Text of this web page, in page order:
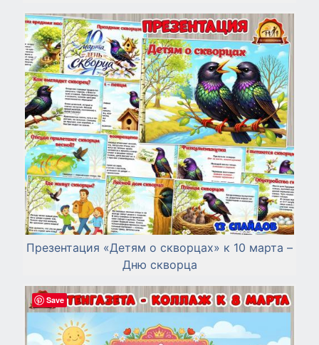
Презентация «Детям о скворцах» к 10 марта –
Дню скворца
Save